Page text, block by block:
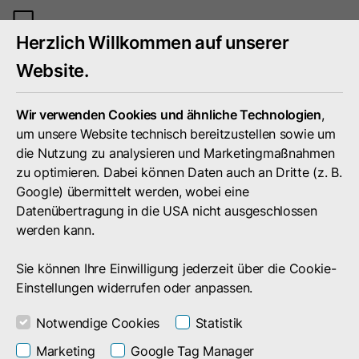
Ressourcen
Herzlich Willkommen auf unserer
Website.
Wir verwenden Cookies und ähnliche Technologien,
um unsere Website technisch bereitzustellen sowie um
die Nutzung zu analysieren und Marketingmaßnahmen
zu optimieren. Dabei können Daten auch an Dritte (z. B.
Google) übermittelt werden, wobei eine
Datenübertragung in die USA nicht ausgeschlossen
werden kann.
Sie können Ihre Einwilligung jederzeit über die Cookie-
Einstellungen widerrufen oder anpassen.
Notwendige Cookies
Statistik
Marketing
Google Tag Manager